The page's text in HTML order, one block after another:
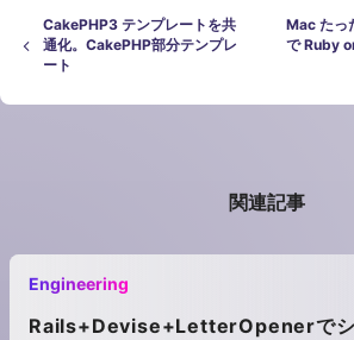
CakePHP3 テンプレートを共
通化。CakePHP部分テンプレ
ート
Mac たっ
で Ruby
関連記事
Engineering
Rails+Devise+LetterOpenerでシ